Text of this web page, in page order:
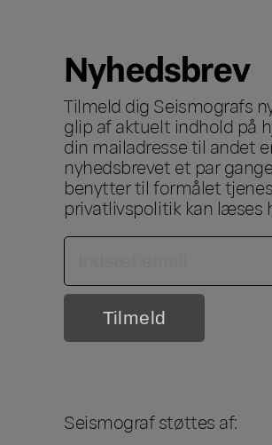
Nyhedsbrev
Tilmeld dig Seismografs
glip af aktuelt indhold på
din mailadresse til andet
nyhedsbrevet et par
benytter til formålet
privatlivspolitik kan læses
Seismograf støttes af: